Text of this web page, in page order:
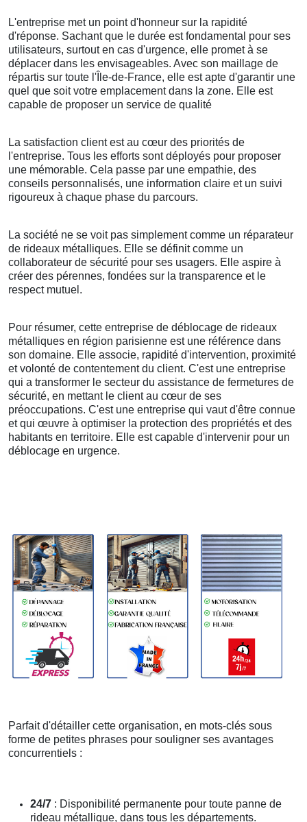
L'entreprise met un point d'honneur sur la rapidité
d'réponse. Sachant que le durée est fondamental pour ses
utilisateurs, surtout en cas d'urgence, elle promet à se
déplacer dans les envisageables. Avec son maillage de
répartis sur toute l'Île-de-France, elle est apte d'garantir une
quel que soit votre emplacement dans la zone. Elle est
capable de proposer un service de qualité
La satisfaction client est au cœur des priorités de
l'entreprise. Tous les efforts sont déployés pour proposer
une mémorable. Cela passe par une empathie, des
conseils personnalisés, une information claire et un suivi
rigoureux à chaque phase du parcours.
La société ne se voit pas simplement comme un réparateur
de rideaux métalliques. Elle se définit comme un
collaborateur de sécurité pour ses usagers. Elle aspire à
créer des pérennes, fondées sur la transparence et le
respect mutuel.
Pour résumer, cette entreprise de déblocage de rideaux
métalliques en région parisienne est une référence dans
son domaine. Elle associe, rapidité d'intervention, proximité
et volonté de contentement du client. C'est une entreprise
qui a transformer le secteur du assistance de fermetures de
sécurité, en mettant le client au cœur de ses
préoccupations. C'est une entreprise qui vaut d'être connue
et qui œuvre à optimiser la protection des propriétés et des
habitants en territoire. Elle est capable d'intervenir pour un
déblocage en urgence.
Parfait d'détailler cette organisation, en mots-clés sous
forme de petites phrases pour souligner ses avantages
concurrentiels :
24/7 : Disponibilité permanente pour toute panne de
rideau métallique, dans tous les départements.